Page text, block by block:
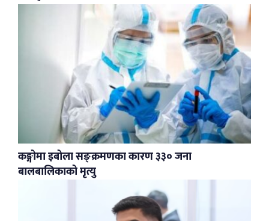
कङ्गोमा इबोला सङ्क्रमणका कारण ३३० जना
बालबालिकाको मृत्यु